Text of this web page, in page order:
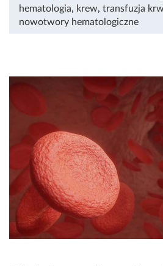
hematologia, krew, transfuzja
nowotwory hematologiczne